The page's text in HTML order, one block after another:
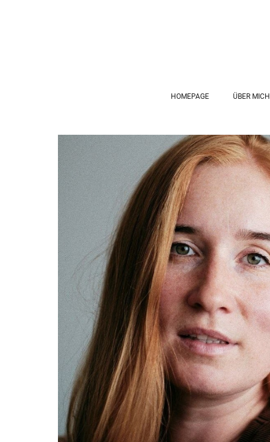
HOMEPAGE ÜBER MICH